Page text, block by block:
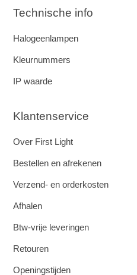
Klantenservice
Over First Light
Bestellen en afrekenen
Verzend- en orderkosten
Afhalen
Btw-vrije leveringen
Retouren
Openingstijden
Technische info
Halogeenlampen
Kleurnummers
IP waarde